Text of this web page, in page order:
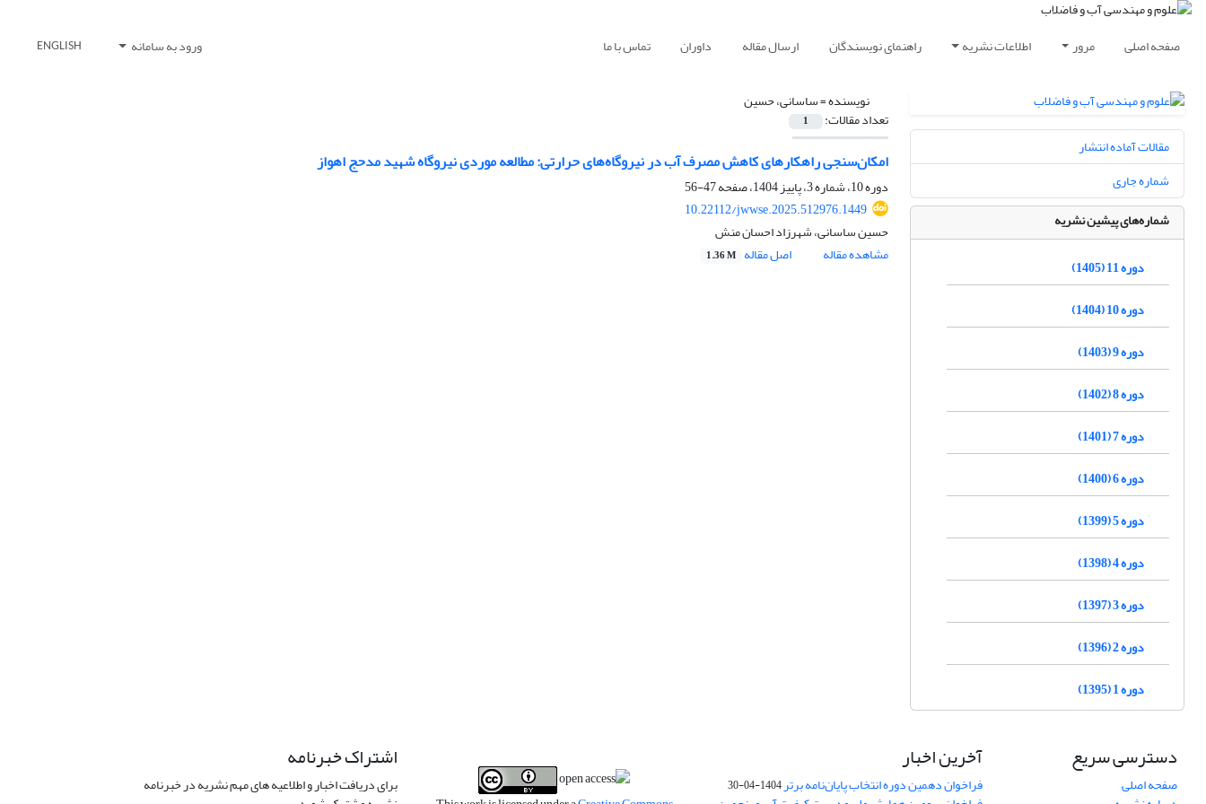
صفحه اصلی مرور اطلاعات نشریه راهنمای نویسندگان ارسال مقاله داوران تماس با ما ورود به سامانه ENGLISH
نویسنده =ساسانی، حسین
تعداد مقالات: 1
امکان‌سنجی راه‎کارهای کاهش مصرف آب در نیروگاه‌های حرارتی: مطالعه موردی نیروگاه شهید مدحج اهواز
دوره 10، شماره 3، پاییز 1404، صفحه
47-56
10.22112/jwwse.2025.512976.1449
حسین ساسانی، شهرزاد احسان منش
مشاهده مقاله
اصل مقاله 1.36 M
مقالات آماده انتشار
شماره جاری
شماره‌های پیشین نشریه
دوره 11 (1405)
دوره 10 (1404)
دوره 9 (1403)
دوره 8 (1402)
دوره 7 (1401)
دوره 6 (1400)
دوره 5 (1399)
دوره 4 (1398)
دوره 3 (1397)
دوره 2 (1396)
دوره 1 (1395)
دسترسی سریع
صفحه اصلی
آخرین اخبار
فراخوان دهمین دوره انتخاب پایان‌نامه برتر1404-04-30
اشتراک خبرنامه
برای دریافت اخبار و اطلاعیه های مهم نشریه در خبرنامه